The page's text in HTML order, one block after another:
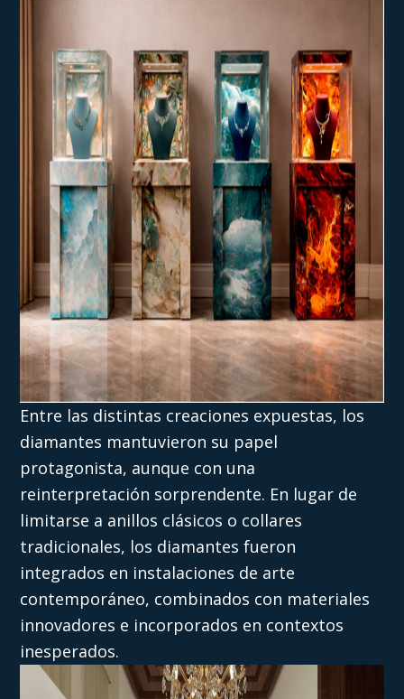
Entre las distintas creaciones expuestas, los
diamantes mantuvieron su papel
protagonista, aunque con una
reinterpretación sorprendente. En lugar de
limitarse a anillos clásicos o collares
tradicionales, los diamantes fueron
integrados en instalaciones de arte
contemporáneo, combinados con materiales
innovadores e incorporados en contextos
inesperados.